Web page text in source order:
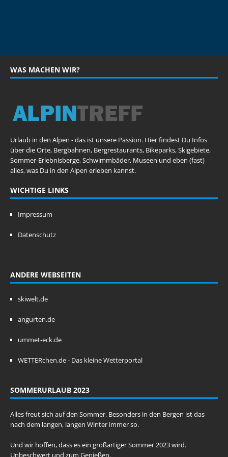
WAS MACHEN WIR?
Urlaub in den Alpen - das ist unsere Passion. Hier findest Du Infos
über die Orte, Bergbahnen, Bergrestaurants, Bikeparks, Skigebiete,
Sommer-Erlebnisberge, Schwimmbäder, Museen und eben (fast)
alles, was Du in den Alpen erleben kannst.
WICHTIGE LINKS
Impressum
Datenschutz
ANDERE WEBSEITEN
skiwelt.de
angurten.de
ummet-eck.de
WETTERchen.de - Das kleine Wetterportal
SOMMERURLAUB 2023
Alles freut sich auf den Sommer. Besonders in den Bergen ist das
nach dem langen, langen Winter immer so.
Und wir hoffen, dass es ein großartiger Sommer 2023 wird.
Unbeschwert und zum Genießen.